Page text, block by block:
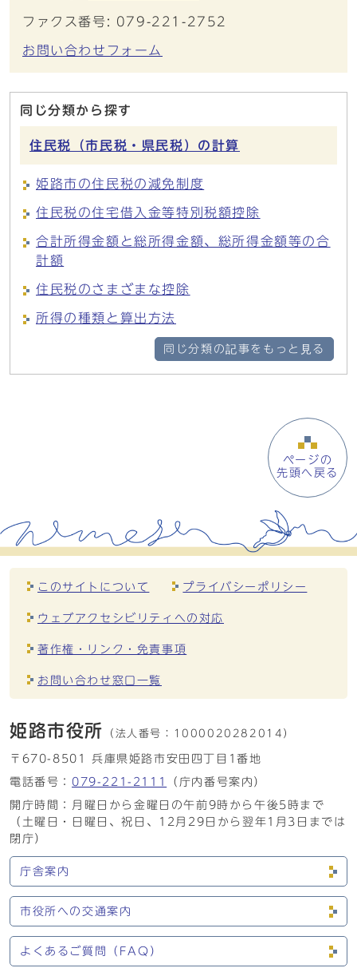
ファクス番号: 079-221-2752
お問い合わせフォーム
同じ分類から探す
住民税（市民税・県民税）の計算
姫路市の住民税の減免制度
住民税の住宅借入金等特別税額控除
合計所得金額と総所得金額、総所得金額等の合
計額
住民税のさまざまな控除
所得の種類と算出方法
同じ分類の記事をもっと見る
ページの
先頭へ戻る
このサイトについて プライバシーポリシー
ウェブアクセシビリティへの対応
著作権・リンク・免責事項
お問い合わせ窓口一覧
姫路市役所 （法人番号： 1000020282014）
〒670-8501 兵庫県姫路市安田四丁目1番地
電話番号： 079-221-2111
（庁内番号案内）
開庁時間：月曜日から金曜日の午前9時から午後5時まで
（土曜日・日曜日、祝日、12月29日から翌年1月3日までは
閉庁）
庁舎案内
市役所への交通案内
よくあるご質問（FAQ）